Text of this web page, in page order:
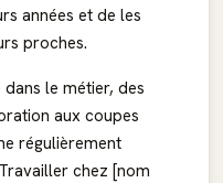
années et de les
proches.
le métier, des
aux coupes
régulièrement
chez [nom